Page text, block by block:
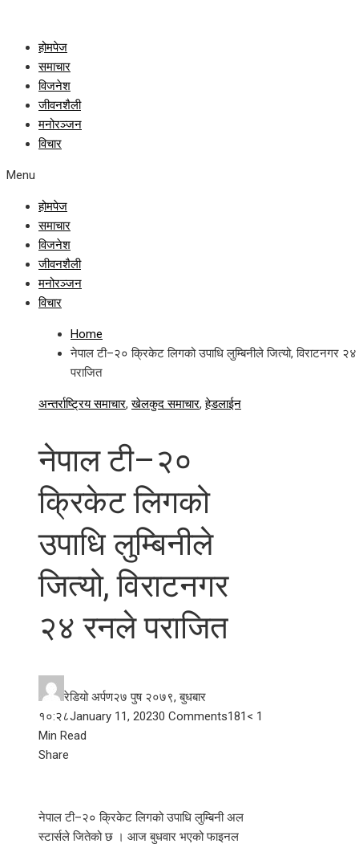
होमपेज
समाचार
विजनेश
जीवनशैली
मनोरञ्जन
विचार
Menu
होमपेज
समाचार
विजनेश
जीवनशैली
मनोरञ्जन
विचार
Home
नेपाल टी–२० क्रिकेट लिगको उपाधि लुम्बिनीले जित्यो, विराटनगर
पराजित
अन्तर्राष्ट्रिय समाचार,खेलकुद समाचार,हेडलाईन
नेपाल टी–२०
क्रिकेट लिगको
उपाधि लुम्बिनीले
जित्यो, विराटनगर
२४ रनले पराजित
रेडियो अर्पण२७ पुष २०७९, बुधबार
१०:२८January 11, 20230 Comments181 < 1
Min Read
Facebook
Twitter
LinkedIn
Pinterest
Stumbleupon
Email
Share
नेपाल टी–२० क्रिकेट लिगको उपाधि लुम्बिनी अल
स्टार्सले जितेको छ । आज बुधवार भएको फाइनल